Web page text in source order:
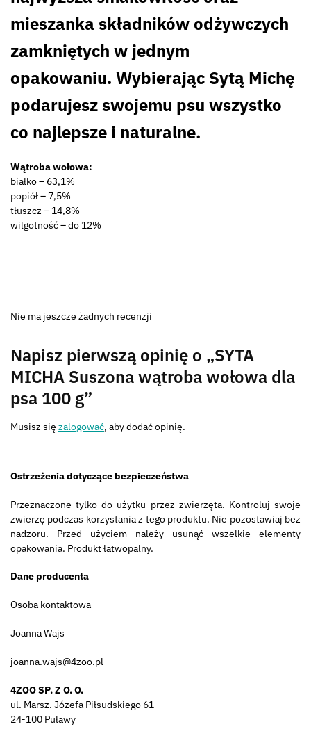
mieszanka składników odżywczych
zamkniętych w jednym
opakowaniu. Wybierając Sytą Michę
podarujesz swojemu psu wszystko
co najlepsze i naturalne.
Wątroba wołowa:
białko – 63,1%
popiół – 7,5%
tłuszcz – 14,8%
wilgotność – do 12%
Nie ma jeszcze żadnych recenzji
Napisz pierwszą opinię o „SYTA
MICHA Suszona wątroba wołowa dla
psa 100 g”
Musisz się zalogować, aby dodać opinię.
Ostrzeżenia dotyczące bezpieczeństwa
Przeznaczone tylko do użytku przez zwierzęta. Kontroluj swoje
zwierzę podczas korzystania z tego produktu. Nie pozostawiaj bez
nadzoru. Przed użyciem należy usunąć wszelkie elementy
opakowania. Produkt łatwopalny.
Dane producenta
Osoba kontaktowa
Joanna Wajs
joanna.wajs@4zoo.pl
4ZOO SP. Z O. O.
ul. Marsz. Józefa Piłsudskiego 61
24-100 Puławy